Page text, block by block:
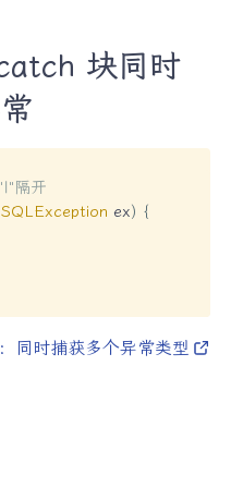
块同时
隔开
SQLException ex) {
同时捕获多个异常类型